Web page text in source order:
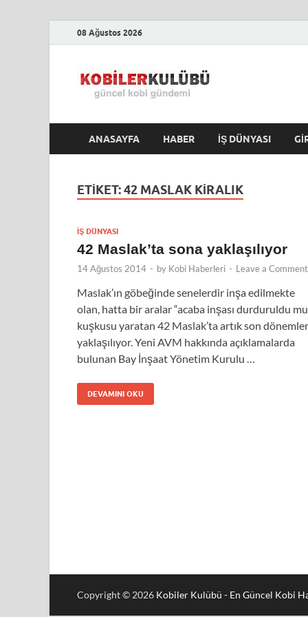
08 Ağustos 2026
ANASAYFA HABER İŞ DÜNYASI
ETIKET:42 MASLAK KIRALIK
İŞ DÜNYASI
42 Maslak’ta sona yaklaşılıyor
14 Ağustos 2014 - by Kobi Haberleri - Leave a Comment
Maslak’ın göbeğinde senelerdir inşa edilmekte
olan, hatta bir aralar “acaba inşası durduruldu
kuşkusu yaratan 42 Maslak’ta artık son
yaklaşılıyor. Yeni AVM hakkında açıklamalarda
bulunan Bay İnşaat Yönetim Kurulu …
DEVAMINI OKU
Copyright © 2026 Kobiler Kulübü - En Güncel Kobi